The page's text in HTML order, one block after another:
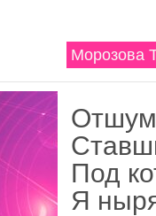
Морозова
Под
Я